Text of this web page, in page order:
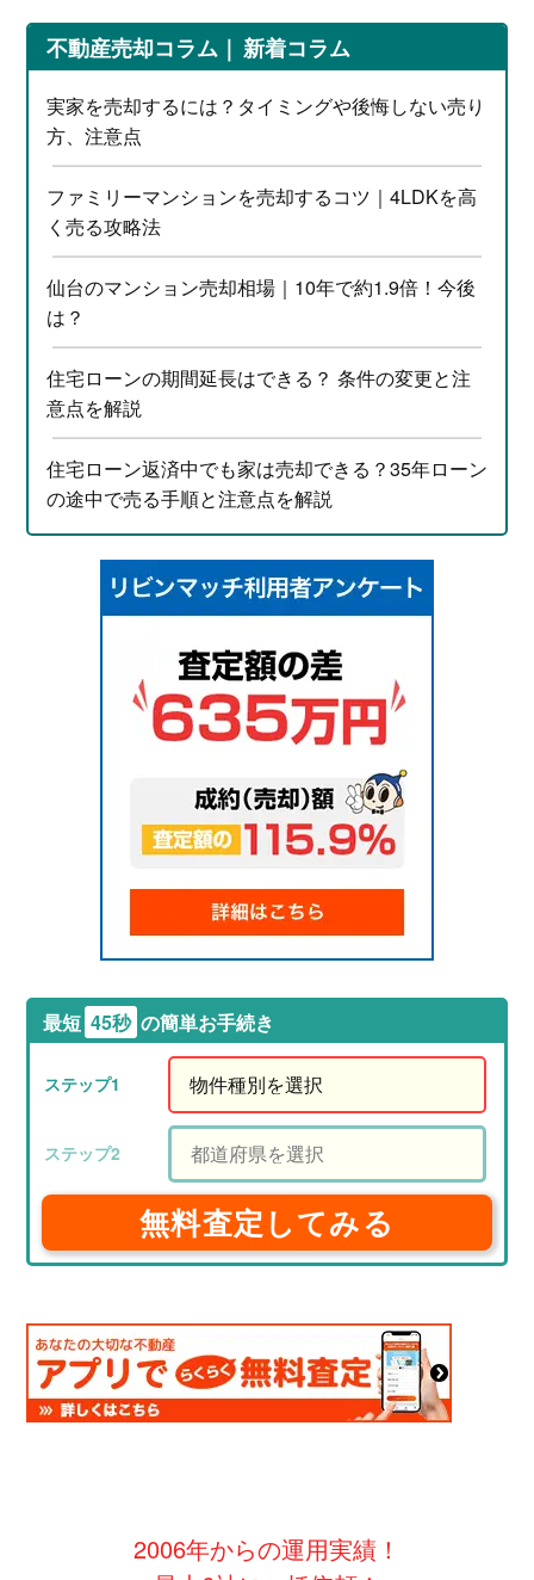
不動産売却コラム 新着コラム
実家を売却するには？タイミングや後悔しない売り
方、注意点
ファミリーマンションを売却するコツ｜4LDKを高
く売る攻略法
仙台のマンション売却相場｜10年で約1.9倍！今後
は？
住宅ローンの期間延長はできる？ 条件の変更と注
意点を解説
住宅ローン返済中でも家は売却できる？35年ローン
の途中で売る手順と注意点を解説
最短 45秒 の簡単お手続き
無料査定してみる
2006年からの運用実績！